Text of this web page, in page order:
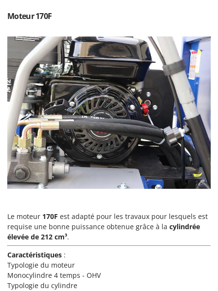
Nettoyeurs tapis, moquettes et tapisseries
Peignes vibreurs et Secoueurs à olives
Pelles rétros pour tracteur
Perches Élagueuses
Pétrins à Spirale
Piscines
Planteuses de pommes de terre pour tracteur
Plateaux de coupe pour tracteur
Plumeuses
Pompes d'irrigation à tracteur
Pompes de transfert
Poussoirs à saucisse
Presses à pellets
Pressoirs à fruits
Pressoirs à Raisin
Flymo
Fontana Forni
Forest Master
Francini
G
G3 Ferrari
Gardena
Garofalo
GeoTech
GeoTech Pro
Gierre
Gipeco
Girmi
GRAEF
Gre
GreenBay
Greenworks
Moteur 170F
Le moteur 170F est adapté pour les travaux pour lesquels est
requise une bonne puissance obtenue grâce à la cylindrée
élevée de 212 cm³.
Caractéristiques :
Typologie du moteur
Monocylindre 4 temps - OHV
Typologie du cylindre